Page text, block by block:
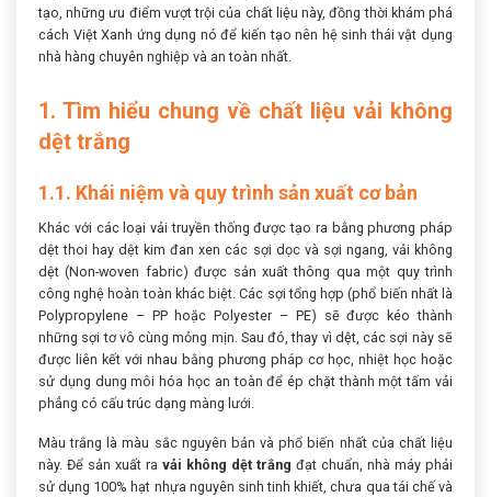
tạo, những ưu điểm vượt trội của chất liệu này, đồng thời khám phá
cách Việt Xanh ứng dụng nó để kiến tạo nên hệ sinh thái vật dụng
nhà hàng chuyên nghiệp và an toàn nhất.
1. Tìm hiểu chung về chất liệu vải không
dệt trắng
1.1. Khái niệm và quy trình sản xuất cơ bản
Khác với các loại vải truyền thống được tạo ra bằng phương pháp
dệt thoi hay dệt kim đan xen các sợi dọc và sợi ngang, vải không
dệt (Non-woven fabric) được sản xuất thông qua một quy trình
công nghệ hoàn toàn khác biệt. Các sợi tổng hợp (phổ biến nhất là
Polypropylene – PP hoặc Polyester – PE) sẽ được kéo thành
những sợi tơ vô cùng mỏng mịn. Sau đó, thay vì dệt, các sợi này sẽ
được liên kết với nhau bằng phương pháp cơ học, nhiệt học hoặc
sử dụng dung môi hóa học an toàn để ép chặt thành một tấm vải
phẳng có cấu trúc dạng màng lưới.
Màu trắng là màu sắc nguyên bản và phổ biến nhất của chất liệu
này. Để sản xuất ra vải không dệt trắng đạt chuẩn, nhà máy phải
sử dụng 100% hạt nhựa nguyên sinh tinh khiết, chưa qua tái chế và